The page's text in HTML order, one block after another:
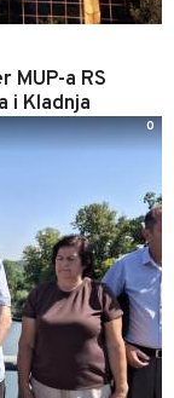
a RS
i Kladnja
0